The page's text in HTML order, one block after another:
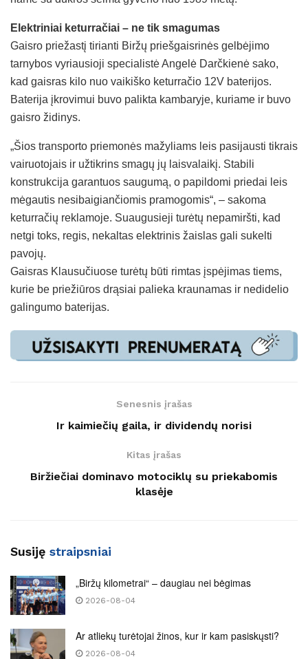
Elektriniai keturračiai – ne tik smagumas
Gaisro priežastį tirianti Biržų priešgaisrinės gelbėjimo
tarnybos vyriausioji specialistė Angelė Darčkienė sako,
kad gaisras kilo nuo vaikiško keturračio 12V baterijos.
Baterija įkrovimui buvo palikta kambaryje, kuriame ir buvo
gaisro židinys.
„Šios transporto priemonės mažyliams leis pasijausti tikrais
vairuotojais ir užtikrins smagų jų laisvalaikį. Stabili
konstrukcija garantuos saugumą, o papildomi priedai leis
mėgautis nesibaigiančiomis pramogomis“, – sakoma
keturračių reklamoje. Suaugusieji turėtų nepamiršti, kad
netgi toks, regis, nekaltas elektrinis žaislas gali sukelti
pavojų.
Gaisras Klausučiuose turėtų būti rimtas įspėjimas tiems,
kurie be priežiūros drąsiai palieka kraunamas ir nedidelio
galingumo baterijas.
Senesnis įrašas
Ir kaimiečių gaila, ir dividendų norisi
Kitas įrašas
Biržiečiai dominavo motociklų su priekabomis
klasėje
Susiję straipsniai
„Biržų kilometrai“ – daugiau nei bėgimas
2026-08-04
Ar atliekų turėtojai žinos, kur ir kam pasiskųsti?
2026-08-04